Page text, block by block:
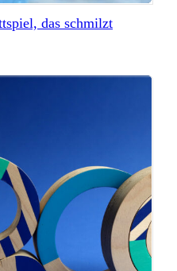
das schmilzt